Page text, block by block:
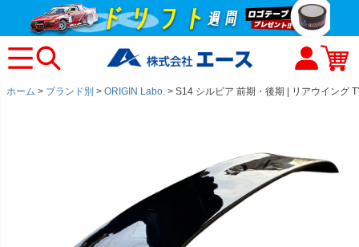
ホーム ブランド別 ORIGIN Labo. S14 シルビア 前期・後期 | リアウイング